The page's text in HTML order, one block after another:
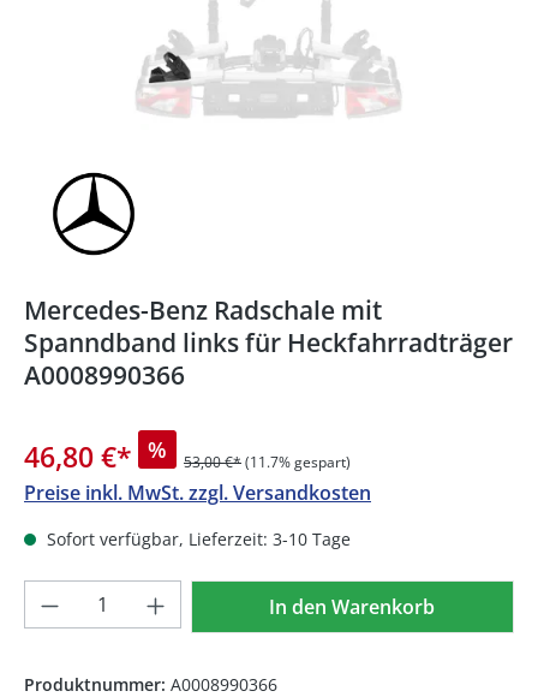
Mercedes-Benz Radschale mit
Spanndband links für Heckfahrradträger
A0008990366
46,80 €* % 53,00 €*(11.7% gespart)
Preise inkl. MwSt. zzgl. Versandkosten
Sofort verfügbar, Lieferzeit: 3-10 Tage
Produkt Anzahl: Gib denIn den Warenkorb
Produktnummer: A0008990366